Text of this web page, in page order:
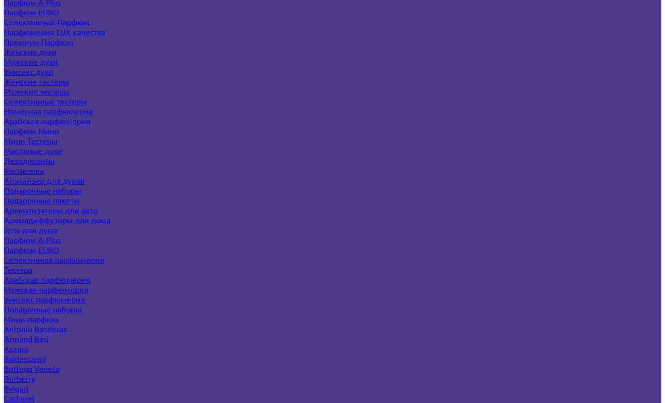
Парфюм A-Plus
Парфюм EURO
Селективный Парфюм
Парфюмерия LUX качества
Премиум Парфюм
Женские духи
Мужские духи
Унисекс духи
Женские тестеры
Мужские тестеры
Селективные тестеры
Номерная парфюмерия
Арабская парфюмерия
Парфюм Мини
Мини-Тестеры
Масляные духи
Дезодоранты
Косметика
Атомайзер для духов
Подарочные наборы
Подарочные пакеты
Ароматизаторы для авто
Аромадиффузоры для дома
Гель для душа
Парфюм A-Plus
Парфюм EURO
Селективная парфюмерия
Тестера
Арабская парфюмерия
Мужская парфюмерия
Унисекс парфюмерия
Подарочные наборы
Мини-парфюм
Antonio Banderas
Armand Basi
Azzaro
Baldessarini
Bottega Veneta
Burberry
Bvlgari
Cacharel